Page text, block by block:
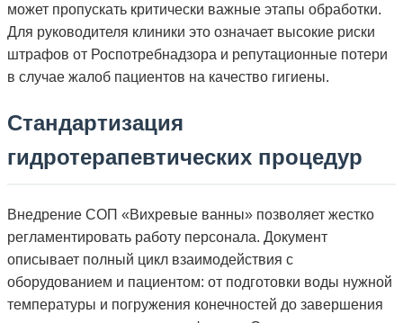
может пропускать критически важные этапы обработки.
Для руководителя клиники это означает высокие риски
штрафов от Роспотребнадзора и репутационные потери
в случае жалоб пациентов на качество гигиены.
Стандартизация
гидротерапевтических процедур
Внедрение СОП «Вихревые ванны» позволяет жестко
регламентировать работу персонала. Документ
описывает полный цикл взаимодействия с
оборудованием и пациентом: от подготовки воды нужной
температуры и погружения конечностей до завершения